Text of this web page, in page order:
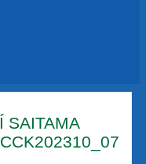
SAITAMA